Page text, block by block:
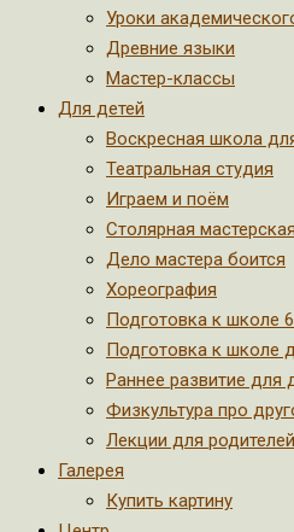
Уроки
Древние языки
Мастер-классы
Для детей
Воскресная школа
Театральная студия
Играем и поём
Столярная мастерская
Дело мастера боится
Хореография
Подготовка к школе
Подготовка к школе
Раннее развитие для
Физкультура про
Лекции для родителей
Галерея
Купить картину